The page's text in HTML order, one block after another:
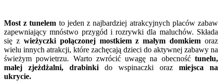
Most z tunelem to jeden z najbardziej atrakcyjnych placów zabaw
zapewniający mnóstwo przygód i rozrywki dla maluchów. Składa
się z wieżyczki połączonej mostkiem z małym domkiem oraz
wielu innych atrakcji, które zachęcają dzieci do aktywnej zabawy na
świeżym powietrzu. Warto zwrócić uwagę na obecność tunelu,
małej zjeżdżalni, drabinki do wspinaczki oraz miejsca na
ukrycie.